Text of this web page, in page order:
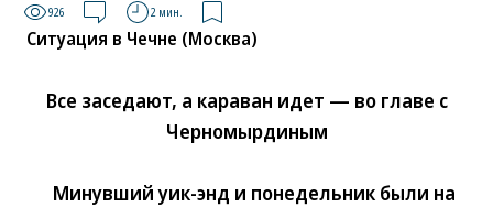
926 2 мин.
Ситуация в Чечне (Москва)
Все заседают, а караван идет — во главе с
Черномырдиным
Минувший уик-энд и понедельник были на